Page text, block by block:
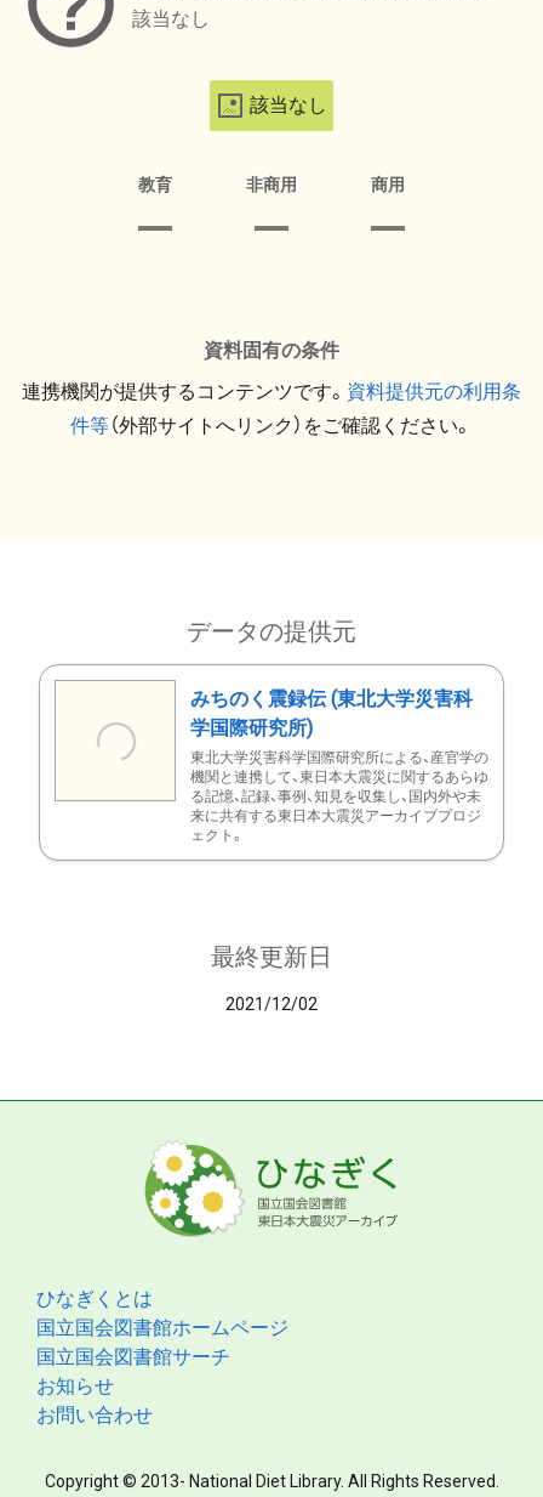
該当なし
該当なし
教育 非商用 商用
資料固有の条件
連携機関が提供するコンテンツです。 資料提供元の利用条
件等（外部サイトへリンク）をご確認ください。
データの提供元
みちのく震録伝 (東北大学災害科
学国際研究所)
東北大学災害科学国際研究所による、産官学の
機関と連携して、東日本大震災に関するあらゆ
る記憶、記録、事例、知見を収集し、国内外や未
来に共有する東日本大震災アーカイブプロジ
ェクト。
最終更新日
2021/12/02
ひなぎくとは
国立国会図書館ホームページ
国立国会図書館サーチ
お知らせ
お問い合わせ
Copyright © 2013- National Diet Library. All Rights Reserved.